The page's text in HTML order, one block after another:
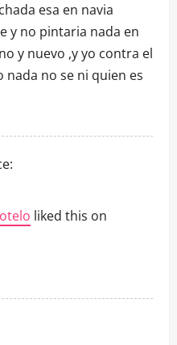
esa en navia
y no pintaria nada en
y nuevo ,y yo contra el
no se ni quien es
liked this on